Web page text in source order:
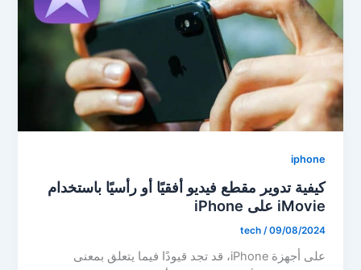
iphone
كيفية تدوير مقطع فيديو أفقيًا أو رأسيًا باستخدام
iMovie على iPhone
tech /09/08/2024
على أجهزة iPhone، قد تجد قيودًا فيما يتعلق بمعنى